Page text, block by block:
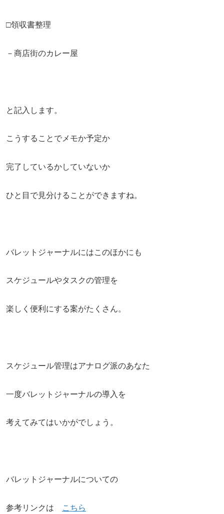
□領収書整理
－商店街のカレー屋
と記入します。
こうすることでメモか予定か
完了しているかしていないか
ひと目で見分けることができますね。
バレットジャーナルにはこのほかにも
スケジュールやタスクの管理を
楽しく便利にする案がたくさん。
スケジュール管理はアナログ派のあなた
一度バレットジャーナルの導入を
考えてみてはいかがでしょう。
バレットジャーナルについての
参考リンクは こちら